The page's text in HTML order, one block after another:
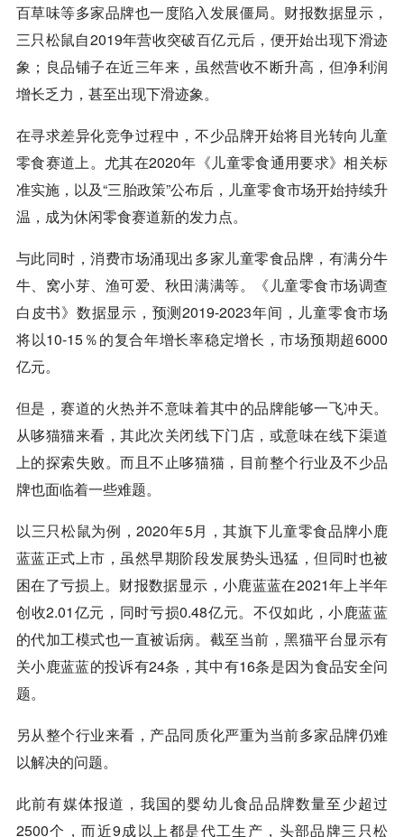
百草味等多家品牌也一度陷入发展僵局。财报数据显示，
三只松鼠自2019年营收突破百亿元后，便开始出现下滑迹
象；良品铺子在近三年来，虽然营收不断升高，但净利润
增长乏力，甚至出现下滑迹象。
在寻求差异化竞争过程中，不少品牌开始将目光转向儿童
零食赛道上。尤其在2020年《儿童零食通用要求》相关标
准实施，以及“三胎政策”公布后，儿童零食市场开始持续升
温，成为休闲零食赛道新的发力点。
与此同时，消费市场涌现出多家儿童零食品牌，有满分牛
牛、窝小芽、渔可爱、秋田满满等。《儿童零食市场调查
白皮书》数据显示，预测2019-2023年间，儿童零食市场
将以10-15％的复合年增长率稳定增长，市场预期超6000
亿元。
但是，赛道的火热并不意味着其中的品牌能够一飞冲天。
从哆猫猫来看，其此次关闭线下门店，或意味在线下渠道
上的探索失败。而且不止哆猫猫，目前整个行业及不少品
牌也面临着一些难题。
以三只松鼠为例，2020年5月，其旗下儿童零食品牌小鹿
蓝蓝正式上市，虽然早期阶段发展势头迅猛，但同时也被
困在了亏损上。财报数据显示，小鹿蓝蓝在2021年上半年
创收2.01亿元，同时亏损0.48亿元。不仅如此，小鹿蓝蓝
的代加工模式也一直被诟病。截至当前，黑猫平台显示有
关小鹿蓝蓝的投诉有24条，其中有16条是因为食品安全问
题。
另从整个行业来看，产品同质化严重为当前多家品牌仍难
以解决的问题。
此前有媒体报道，我国的婴幼儿食品品牌数量至少超过
2500个，而近9成以上都是代工生产，头部品牌三只松